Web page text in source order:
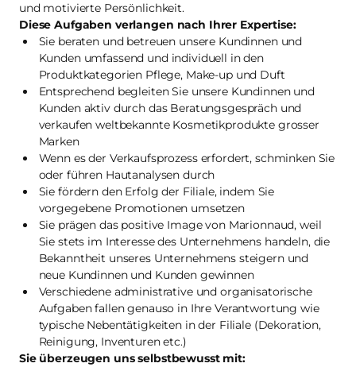
und motivierte Persönlichkeit.
Diese Aufgaben verlangen nach Ihrer Expertise:
Sie beraten und betreuen unsere Kundinnen und
Kunden umfassend und individuell in den
Produktkategorien Pflege, Make-up und Duft
Entsprechend begleiten Sie unsere Kundinnen und
Kunden aktiv durch das Beratungsgespräch und
verkaufen weltbekannte Kosmetikprodukte grosser
Marken
Wenn es der Verkaufsprozess erfordert, schminken Sie
oder führen Hautanalysen durch
Sie fördern den Erfolg der Filiale, indem Sie
vorgegebene Promotionen umsetzen
Sie prägen das positive Image von Marionnaud, weil
Sie stets im Interesse des Unternehmens handeln, die
Bekanntheit unseres Unternehmens steigern und
neue Kundinnen und Kunden gewinnen
Verschiedene administrative und organisatorische
Aufgaben fallen genauso in Ihre Verantwortung wie
typische Nebentätigkeiten in der Filiale (Dekoration,
Reinigung, Inventuren etc.)
Sie überzeugen uns selbstbewusst mit: